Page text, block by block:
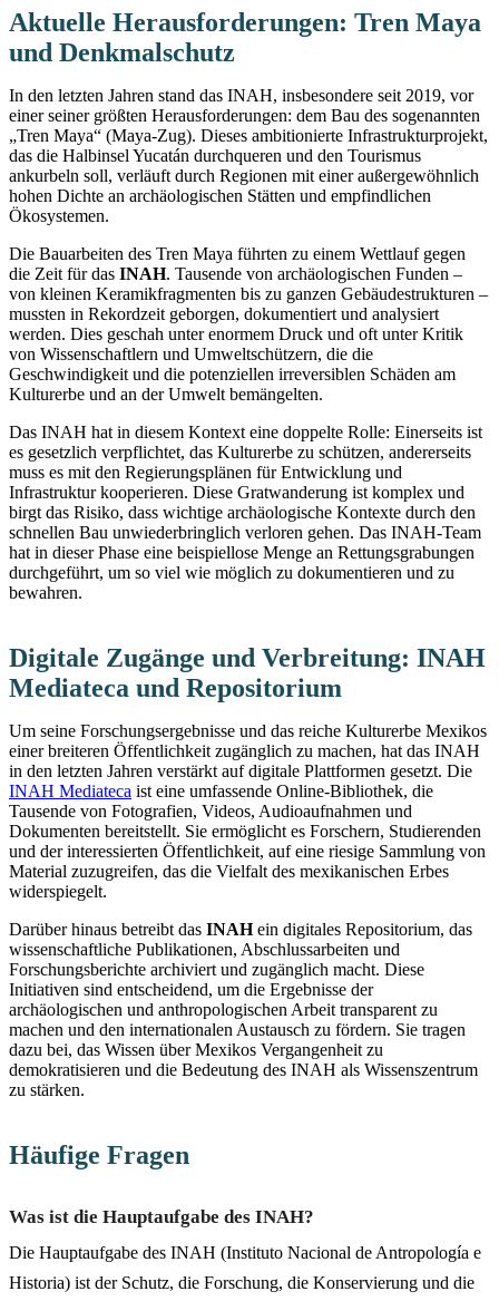
Aktuelle Herausforderungen: Tren Maya
und Denkmalschutz
In den letzten Jahren stand das INAH, insbesondere seit 2019, vor
einer seiner größten Herausforderungen: dem Bau des sogenannten
„Tren Maya“ (Maya-Zug). Dieses ambitionierte Infrastrukturprojekt,
das die Halbinsel Yucatán durchqueren und den Tourismus
ankurbeln soll, verläuft durch Regionen mit einer außergewöhnlich
hohen Dichte an archäologischen Stätten und empfindlichen
Ökosystemen.
Die Bauarbeiten des Tren Maya führten zu einem Wettlauf gegen
die Zeit für das INAH. Tausende von archäologischen Funden –
von kleinen Keramikfragmenten bis zu ganzen Gebäudestrukturen –
mussten in Rekordzeit geborgen, dokumentiert und analysiert
werden. Dies geschah unter enormem Druck und oft unter Kritik
von Wissenschaftlern und Umweltschützern, die die
Geschwindigkeit und die potenziellen irreversiblen Schäden am
Kulturerbe und an der Umwelt bemängelten.
Das INAH hat in diesem Kontext eine doppelte Rolle: Einerseits ist
es gesetzlich verpflichtet, das Kulturerbe zu schützen, andererseits
muss es mit den Regierungsplänen für Entwicklung und
Infrastruktur kooperieren. Diese Gratwanderung ist komplex und
birgt das Risiko, dass wichtige archäologische Kontexte durch den
schnellen Bau unwiederbringlich verloren gehen. Das INAH-Team
hat in dieser Phase eine beispiellose Menge an Rettungsgrabungen
durchgeführt, um so viel wie möglich zu dokumentieren und zu
bewahren.
Digitale Zugänge und Verbreitung: INAH
Mediateca und Repositorium
Um seine Forschungsergebnisse und das reiche Kulturerbe Mexikos
einer breiteren Öffentlichkeit zugänglich zu machen, hat das INAH
in den letzten Jahren verstärkt auf digitale Plattformen gesetzt. Die
INAH Mediateca ist eine umfassende Online-Bibliothek, die
Tausende von Fotografien, Videos, Audioaufnahmen und
Dokumenten bereitstellt. Sie ermöglicht es Forschern, Studierenden
und der interessierten Öffentlichkeit, auf eine riesige Sammlung von
Material zuzugreifen, das die Vielfalt des mexikanischen Erbes
widerspiegelt.
Darüber hinaus betreibt das INAHein digitales Repositorium, das
wissenschaftliche Publikationen, Abschlussarbeiten und
Forschungsberichte archiviert und zugänglich macht. Diese
Initiativen sind entscheidend, um die Ergebnisse der
archäologischen und anthropologischen Arbeit transparent zu
machen und den internationalen Austausch zu fördern. Sie tragen
dazu bei, das Wissen über Mexikos Vergangenheit zu
demokratisieren und die Bedeutung des INAH als Wissenszentrum
zu stärken.
Häufige Fragen
Was ist die Hauptaufgabe des INAH?
Die Hauptaufgabe des INAH (Instituto Nacional de Antropología e
Historia) ist der Schutz, die Forschung, die Konservierung und die